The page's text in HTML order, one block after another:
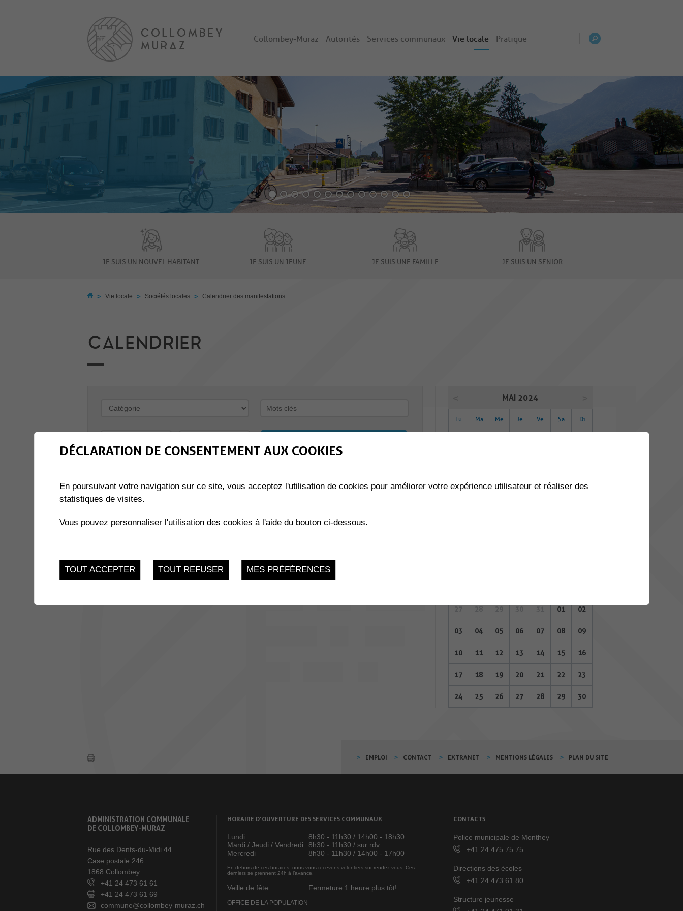
Collombey-Muraz Autorités Services communaux Vie locale Pratique
JE SUIS UN NOUVEL HABITANT JE SUIS UN JEUNE JE SUIS UNE FAMILLE JE SUIS UN SENIOR
> Vie locale > Sociétés locales > Calendrier des manifestations
CALENDRIER
14
OCT.
RÉCEPTION NOUVEAUX ARRIVANTS
Samedi 14 Octobre 2023
MAI 2024
Lu Ma Me Je Ve Sa Di
13 14 15 16 17 18 19
01 02
03 04 05 06 07 08 09
10 11 12 13 14 15 16
17 18 19 20 21 22 23
24 25 26 27 28 29 30
EMPLOI CONTACT EXTRANET MENTIONS LÉGALES PLAN DU SITE
ADMINISTRATION COMMUNALE
DE COLLOMBEY-MURAZ
Rue des Dents-du-Midi 44
Case postale 246
1868 Collombey
+41 24 473 61 61
+41 24 473 61 69
commune@collombey-muraz.ch
HORAIRE D’OUVERTURE DES SERVICES COMMUNAUX
Lundi
8h30 - 11h30 / 14h00 - 18h30
Mardi / Jeudi / Vendredi
8h30 - 11h30 / sur rdv
Mercredi
8h30 - 11h30 / 14h00 - 17h00
En dehors de ces horaires, nous vous recevons volontiers sur rendez-vous. Ces
derniers se prennent 24h à l’avance.
Veille de fête Fermeture 1 heure plus tôt!
OFFICE DE LA POPULATION
CONTACTS
Police municipale de Monthey
+41 24 475 75 75
Directions des écoles
+41 24 473 61 80
Structure jeunesse
DÉCLARATION DE CONSENTEMENT AUX COOKIES
En poursuivant votre navigation sur ce site, vous acceptez l'utilisation de cookies pour améliorer votre expérience utilisateur et réaliser des
statistiques de visites.
Vous pouvez personnaliser l'utilisation des cookies à l'aide du bouton ci-dessous.
TOUT ACCEPTER TOUT REFUSER MES PRÉFÉRENCES